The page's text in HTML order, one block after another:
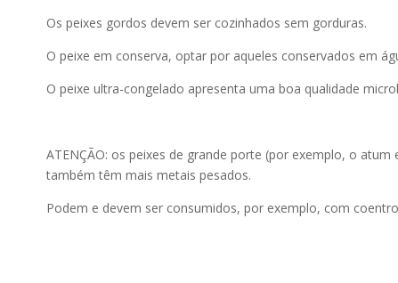
Os peixes gordos devem ser cozinhados sem gorduras.
O peixe em conserva, optar por aqueles conservados em
O peixe ultra-congelado apresenta uma boa qualidade
ATENÇÃO: os peixes de grande porte (por exemplo, o
também têm mais metais pesados.
Podem e devem ser consumidos, por exemplo, com